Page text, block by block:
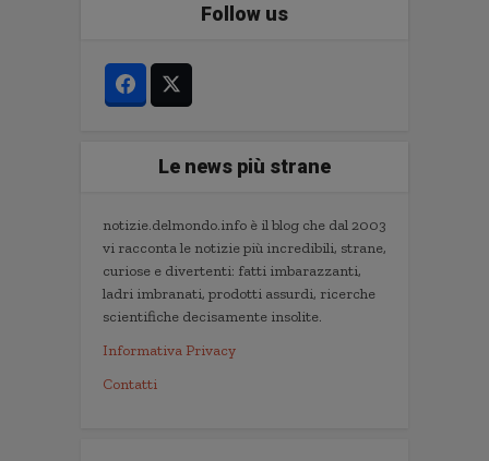
Follow us
Le news più strane
notizie.delmondo.info è il blog che dal 2003
vi racconta le notizie più incredibili, strane,
curiose e divertenti: fatti imbarazzanti,
ladri imbranati, prodotti assurdi, ricerche
scientifiche decisamente insolite.
Informativa Privacy
Contatti